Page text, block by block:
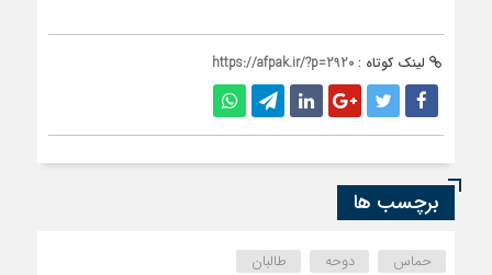
لینک کوتاه : https://afpak.ir/?p=2920
برچسب ها
حماس دوحه طالبان